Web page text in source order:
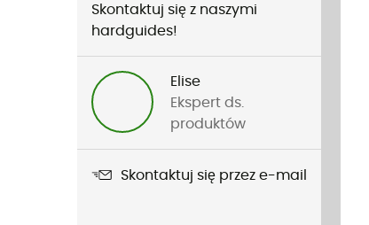
Skontaktuj się z naszymi
hardguides!
Elise
Ekspert ds.
produktów
Skontaktuj się przez e-mail